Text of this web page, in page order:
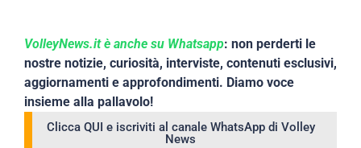
VolleyNews.it è anche su Whatsapp: non perderti le
nostre notizie, curiosità, interviste, contenuti esclusivi,
aggiornamenti e approfondimenti. Diamo voce
insieme alla pallavolo!
Clicca QUI e iscriviti al canale WhatsApp di Volley
News